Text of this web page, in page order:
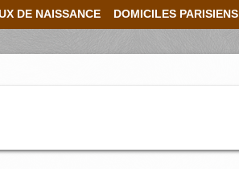
DE NAISSANCE DOMICILES PARISIENS